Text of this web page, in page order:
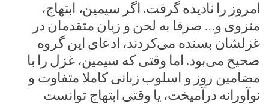
امروز را نادیده گرفت. اگر سیمین، ابتهاج،
منزوی و… صرفا به لحن و زبان متقدمان در
غزلشان بسنده می‌کردند، ادعای این گروه
صحیح می‌بود. اما وقتی که سیمین، غزل را با
مضامین روز و اسلوب زبانی کاملا متفاوت و
نوآورانه درآمیخت، یا وقتی ابتهاج توانست